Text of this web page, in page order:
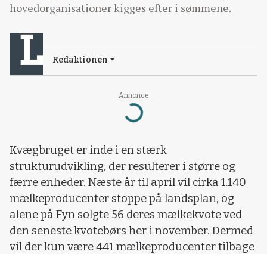
Annonce
Loading...
hovedorganisationer kigges efter i sømmene.
Redaktionen
Kvægbruget er inde i en stærk
strukturudvikling, der resulterer i større og
færre enheder. Næste år til april vil cirka 1.140
mælkeproducenter stoppe på landsplan, og
alene på Fyn solgte 56 deres mælkekvote ved
den seneste kvotebørs her i november. Dermed
vil der kun være 441 mælkeproducenter tilbage